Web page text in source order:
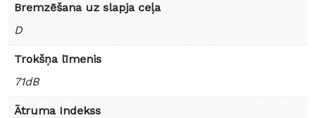
Bremzēšana uz slapja ceļa
D
Trokšņa līmenis
71dB
Ātruma Indekss